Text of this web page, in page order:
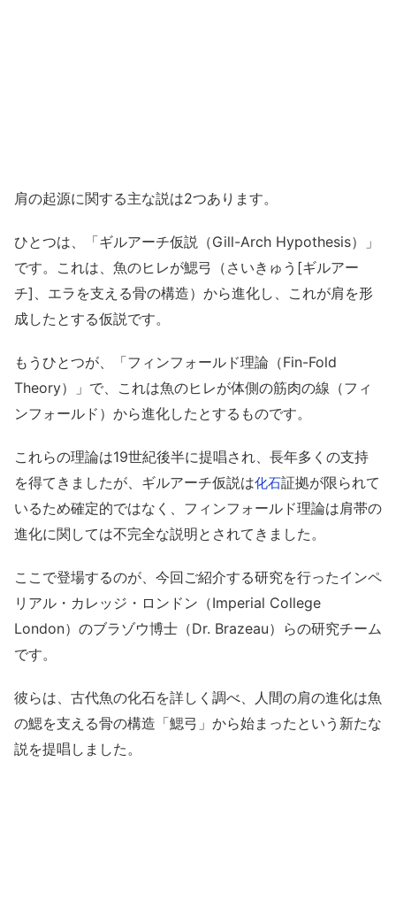
肩の起源に関する主な説は2つあります。
ひとつは、「ギルアーチ仮説（Gill-Arch Hypothesis）」
です。これは、魚のヒレが鰓弓（さいきゅう[ギルアー
チ]、エラを支える骨の構造）から進化し、これが肩を形
成したとする仮説です。
もうひとつが、「フィンフォールド理論（Fin-Fold
Theory）」で、これは魚のヒレが体側の筋肉の線（フィ
ンフォールド）から進化したとするものです。
これらの理論は19世紀後半に提唱され、長年多くの支持
を得てきましたが、ギルアーチ仮説は化石証拠が限られて
いるため確定的ではなく、フィンフォールド理論は肩帯の
進化に関しては不完全な説明とされてきました。
ここで登場するのが、今回ご紹介する研究を行ったインペ
リアル・カレッジ・ロンドン（Imperial College
London）のブラゾウ博士（Dr. Brazeau）らの研究チーム
です。
彼らは、古代魚の化石を詳しく調べ、人間の肩の進化は魚
の鰓を支える骨の構造「鰓弓」から始まったという新たな
説を提唱しました。